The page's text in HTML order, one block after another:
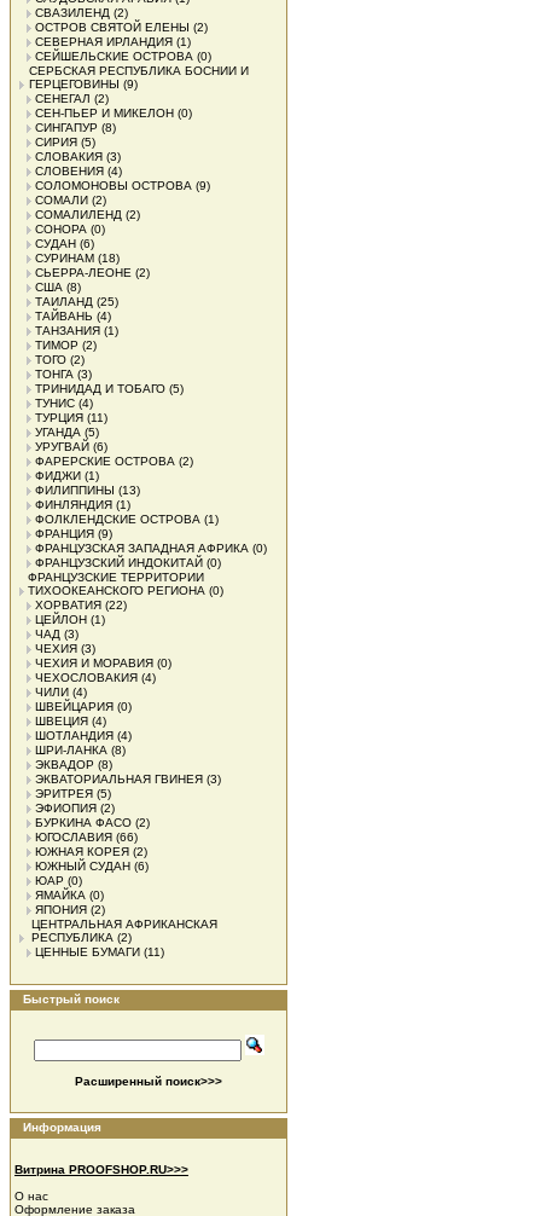
СВАЗИЛЕНД (2)
ОСТРОВ СВЯТОЙ ЕЛЕНЫ (2)
СЕВЕРНАЯ ИРЛАНДИЯ (1)
СЕЙШЕЛЬСКИЕ ОСТРОВА (0)
СЕРБСКАЯ РЕСПУБЛИКА БОСНИИ И
ГЕРЦЕГОВИНЫ (9)
СЕНЕГАЛ (2)
СЕН-ПЬЕР И МИКЕЛОН (0)
СИНГАПУР (8)
СИРИЯ (5)
СЛОВАКИЯ (3)
СЛОВЕНИЯ (4)
СОЛОМОНОВЫ ОСТРОВА (9)
СОМАЛИ (2)
СОМАЛИЛЕНД (2)
СОНОРА (0)
СУДАН (6)
СУРИНАМ (18)
СЬЕРРА-ЛЕОНЕ (2)
США (8)
ТАИЛАНД (25)
ТАЙВАНЬ (4)
ТАНЗАНИЯ (1)
ТИМОР (2)
ТОГО (2)
ТОНГА (3)
ТРИНИДАД И ТОБАГО (5)
ТУНИС (4)
ТУРЦИЯ (11)
УГАНДА (5)
УРУГВАЙ (6)
ФАРЕРСКИЕ ОСТРОВА (2)
ФИДЖИ (1)
ФИЛИППИНЫ (13)
ФИНЛЯНДИЯ (1)
ФОЛКЛЕНДСКИЕ ОСТРОВА (1)
ФРАНЦИЯ (9)
ФРАНЦУЗСКАЯ ЗАПАДНАЯ АФРИКА (0)
ФРАНЦУЗСКИЙ ИНДОКИТАЙ (0)
ФРАНЦУЗСКИЕ ТЕРРИТОРИИ
ТИХООКЕАНСКОГО РЕГИОНА (0)
ХОРВАТИЯ (22)
ЦЕЙЛОН (1)
ЧАД (3)
ЧЕХИЯ (3)
ЧЕХИЯ И МОРАВИЯ (0)
ЧЕХОСЛОВАКИЯ (4)
ЧИЛИ (4)
ШВЕЙЦАРИЯ (0)
ШВЕЦИЯ (4)
ШОТЛАНДИЯ (4)
ШРИ-ЛАНКА (8)
ЭКВАДОР (8)
ЭКВАТОРИАЛЬНАЯ ГВИНЕЯ (3)
ЭРИТРЕЯ (5)
ЭФИОПИЯ (2)
БУРКИНА ФАСО (2)
ЮГОСЛАВИЯ (66)
ЮЖНАЯ КОРЕЯ (2)
ЮЖНЫЙ СУДАН (6)
ЮАР (0)
ЯМАЙКА (0)
ЯПОНИЯ (2)
ЦЕНТРАЛЬНАЯ АФРИКАНСКАЯ
РЕСПУБЛИКА (2)
ЦЕННЫЕ БУМАГИ (11)
Быстрый поиск
Расширенный поиск>>>
Информация
Витрина PROOFSHOP.RU>>>
О нас
Оформление заказа